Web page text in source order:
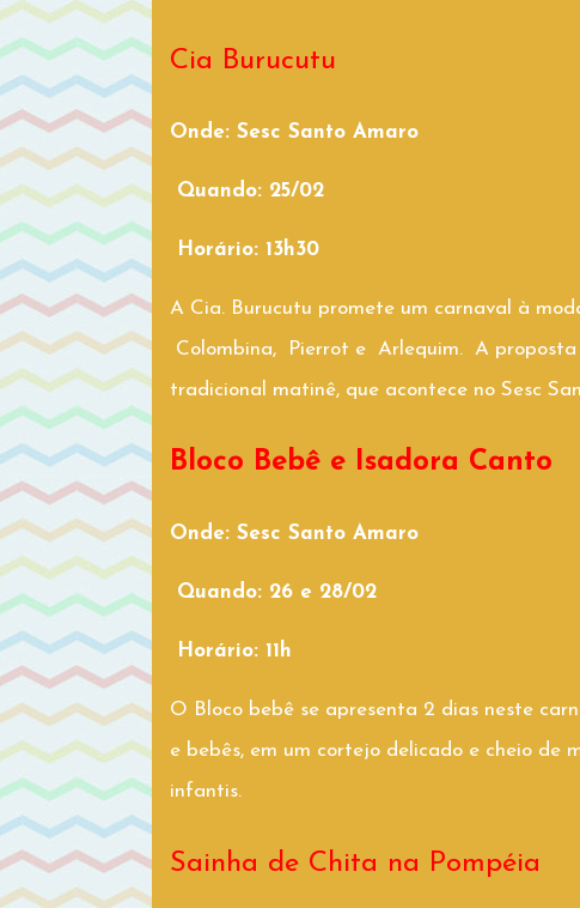
Cia Burucutu
Onde: Sesc Santo Amaro
Quando: 25/02
Horário: 13h30
A Cia. Burucutu promete um carnaval à
Colombina, Pierrot e Arlequim. A
tradicional matinê, que acontece no Sesc
Bloco Bebê e Isadora Canto
Onde: Sesc Santo Amaro
Quando: 26 e 28/02
Horário: 11h
O Bloco bebê se apresenta 2 dias neste
e bebês, em um cortejo delicado e cheio de
infantis.
Sainha de Chita na Pompéia